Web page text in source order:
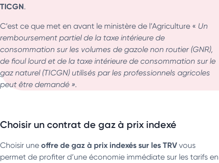
TICGN.
C’est ce que met en avant le ministère de l’Agriculture « Un
remboursement partiel de la taxe intérieure de
consommation sur les volumes de gazole non routier (GNR),
de fioul lourd et de la taxe intérieure de consommation sur le
gaz naturel (TICGN) utilisés par les professionnels agricoles
peut être demandé ».
Choisir un contrat de gaz à prix indexé
Choisir une offre de gaz à prix indexés sur les TRV vous
permet de profiter d’une économie immédiate sur les tarifs en